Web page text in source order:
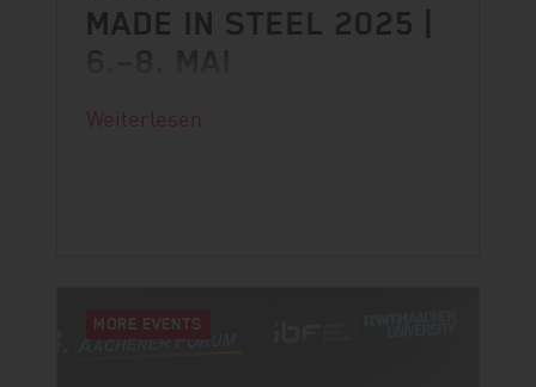
MADE IN STEEL 2025 |
Made in Steel steht bevor und wir
Weiterlesen
MORE EVENTS